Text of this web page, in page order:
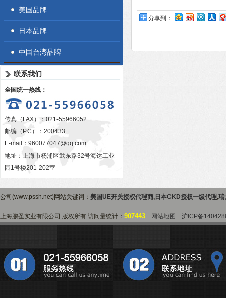
美国品牌
日本品牌
中国台湾品牌
联系我们
全国统一热线：
传真（FAX）：021-55966052
邮编（P.C）：200433
E-mail： 960077047@qq.com
地址：上海市杨浦区武东路32号海达工业
园1号楼201-202室
分享到：
公司(www.pssh.net)网站关键词： 美国UE开关授权代理商, 日本CKD授权一级代理,瑞
上海鹏圣实业有限公司 版权所有 访问量统计： 907443 网站地图 沪ICP备